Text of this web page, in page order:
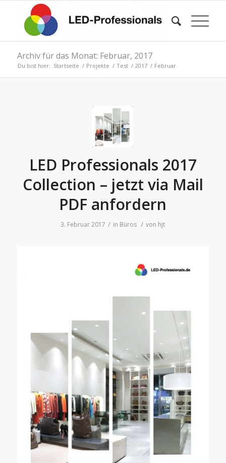
Archiv für das Monat: Februar, 2017
Du bist hier: Startseite / Projekte / Test / 2017 / Februar
LED Professionals 2017
Collection – jetzt via Mail
PDF anfordern
3. Februar 2017 / in Büros / von hjt